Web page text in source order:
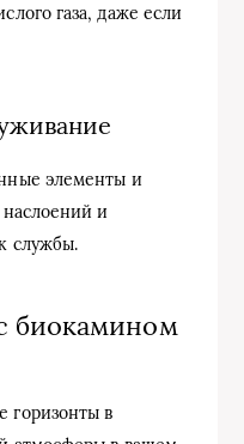
газа, даже если
элементы и
и
службы.
биокамином
горизонты в